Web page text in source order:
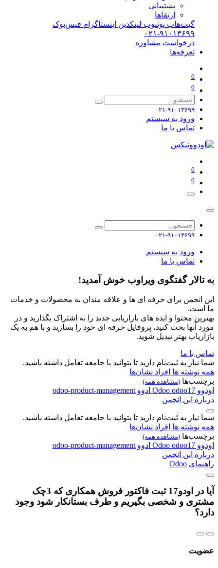
پشتیبانی
ارتقاها
گیت‌هاب یوتیوب لینکدین اینستاگرام فیس‌بوک
۰۲۱-۹۱۰۱۳۶۹۹
درخواست مشاوره
تعرفه‌ها
0
0
۰۲۱-۹۱۰۱۳۶۹۹
ورود به سیستم
تماس با ما
0
0
۰۲۱-۹۱۰۱۳۶۹۹
ورود به سیستم
تماس با ما
به تالار گفتگوی ویراوب خوش آمدید!
این انجمن برای حرفه ای ها و علاقه مندان به محصولات و خدمات
ما است.
بهترین محتوا و ایده های بازاریابی جدید را به اشتراک بگذارید و در
مورد آنها بحث کنید، پروفایل حرفه ای خود را بسازید و با هم به یک
بازاریاب بهتر تبدیل شوید.
تماس با ما
شما نیاز به ثبت‌نام دارید تا بتوانید با جامعه تعامل داشته باشید.
همه نوشته ها افراد نشان‌ها
برچسب‌ها (مشاهده همه)
اودوو Odoo odoo17 ادوو odoo-product-management
درباره این انجمن
شما نیاز به ثبت‌نام دارید تا بتوانید با جامعه تعامل داشته باشید.
همه نوشته ها افراد نشان‌ها
برچسب‌ها (مشاهده همه)
اودوو Odoo odoo17 ادوو odoo-product-management
درباره این انجمن
راهنمای Odoo
آیا در اودو17 ثبت فاکتور فروش همکاری که 3چک
مشتری و شخصی بگیریم و طرف بستانکار شود وجود
دارد؟
عضویت